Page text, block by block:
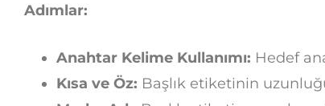
Adımlar:
Anahtar Kelime Kullanımı: Hedef
Kısa ve Öz: Başlık etiketinin